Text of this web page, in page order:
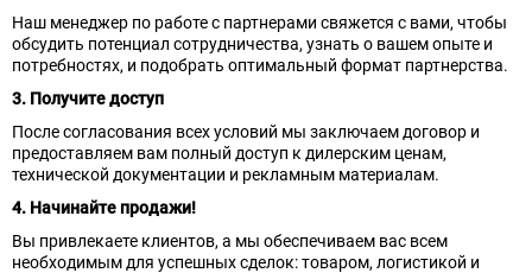
Наш менеджер по работе с партнерами свяжется с вами, чтобы
обсудить потенциал сотрудничества, узнать о вашем опыте и
потребностях, и подобрать оптимальный формат партнерства.
3. Получите доступ
После согласования всех условий мы заключаем договор и
предоставляем вам полный доступ к дилерским ценам,
технической документации и рекламным материалам.
4. Начинайте продажи!
Вы привлекаете клиентов, а мы обеспечиваем вас всем
необходимым для успешных сделок: товаром, логистикой и